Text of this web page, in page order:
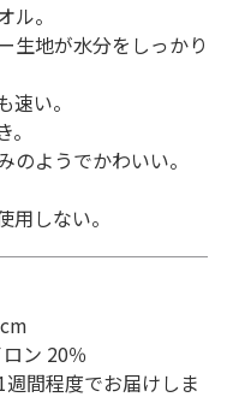
。
生地が水分をしっかり
い。
ようでかわいい。
しない。
ン 20％
間程度でお届けしま